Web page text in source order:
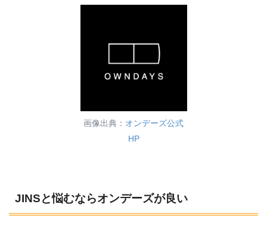
画像出典： オンデーズ公式
HP
JINSと悩むならオンデーズが良い